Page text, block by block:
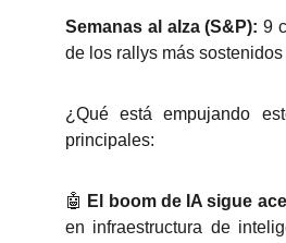
Semanas al alza (S&P):9
de los rallys más
¿Qué está empujando
principales:
🤖 El boom de IA sigue
en infraestructura de